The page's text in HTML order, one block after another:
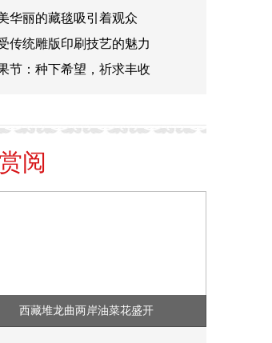
华丽的藏毯吸引着观众
传统雕版印刷技艺的魅力
节：种下希望，祈求丰收
赏阅
西藏堆龙曲两岸油菜花盛开